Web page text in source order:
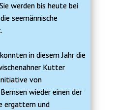
werden bis heute bei
seemännische
in diesem Jahr die
Kutter
von
wieder einen der
ergattern und